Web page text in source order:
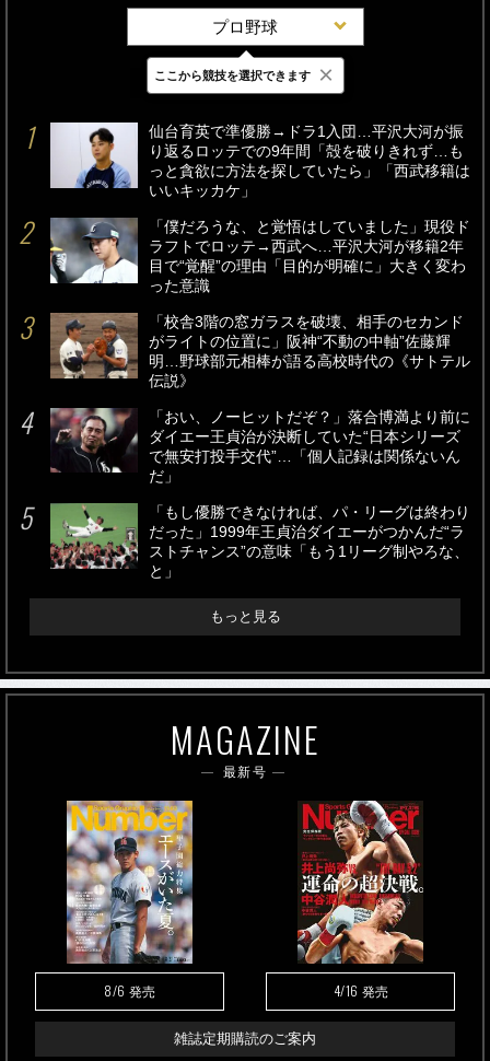
プロ野球
最新 24時間 週間
仙台育英で準優勝→ドラ1入団…平沢大河が振
り返るロッテでの9年間「殻を破りきれず…も
っと貪欲に方法を探していたら」「西武移籍は
いいキッカケ」
「僕だろうな、と覚悟はしていました」現役ド
ラフトでロッテ→西武へ…平沢大河が移籍2年
目で“覚醒”の理由「目的が明確に」大きく変わ
った意識
「校舎3階の窓ガラスを破壊、相手のセカンド
がライトの位置に」阪神“不動の中軸”佐藤輝
明…野球部元相棒が語る高校時代の《サトテル
伝説》
「おい、ノーヒットだぞ？」落合博満より前に
ダイエー王貞治が決断していた“日本シリーズ
で無安打投手交代”…「個人記録は関係ないん
だ」
「もし優勝できなければ、パ・リーグは終わり
だった」1999年王貞治ダイエーがつかんだ“ラ
ストチャンス”の意味「もう1リーグ制やろな、
と」
もっと見る
MAGAZINE
最新号
8/6 発売 4/16 発売
雑誌定期購読のご案内
ここから競技を選択できます ×